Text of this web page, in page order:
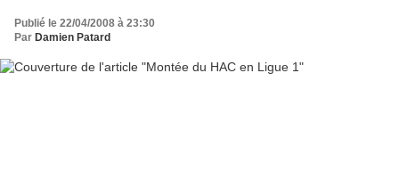
Publié le 22/04/2008 à 23:30
Par Damien Patard